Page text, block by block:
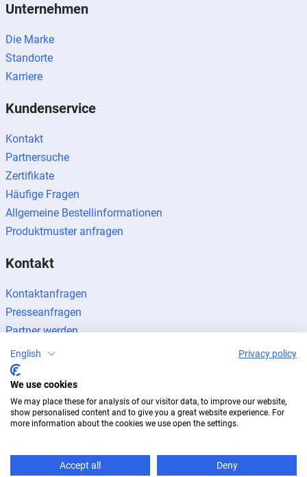
Unternehmen
Die Marke
Standorte
Karriere
Kundenservice
Kontakt
Partnersuche
Zertifikate
Häufige Fragen
Allgemeine Bestellinformationen
Produktmuster anfragen
Kontakt
Kontaktanfragen
Presseanfragen
Partner werden
ImpressumDatenschutzNewsletter
© 2026 BUG Aluminium-Systeme
English Privacy policy
We use cookies
We may place these for analysis of our visitor data, to improve our website,
show personalised content and to give you a great website experience. For
more information about the cookies we use open the settings.
Accept all Deny